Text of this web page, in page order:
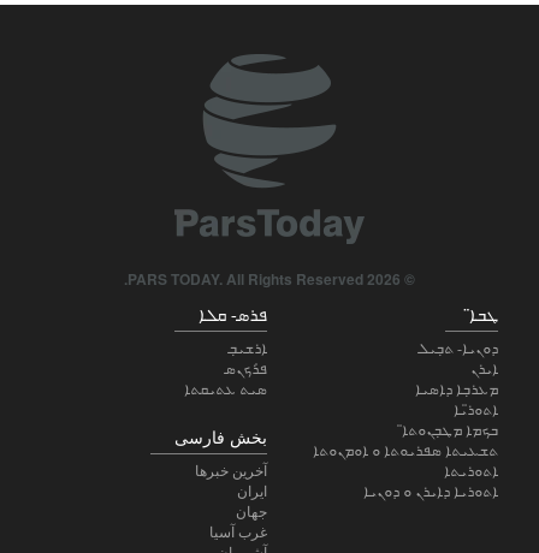
© 2026 PARS TODAY. All Rights Reserved.
ܛܒܐ̈
ܕܘܢܝܐ- ܬܒܼܝܠ
ܐܝܪܢ
ܡܥܪܒܼܐ ܕܐܣܝܐ
ܐܬܘܪ̈ܝܐ
ܒܟܡܐ ܡܛܒܼܢܘܬܐ̈
ܬܫܥܝܬܐ ܣܦܪܝܘܬܐ ܘ ܐܘܡܢܘܬܐ
ܐܬܘܪܝܬܐ
ܐܬܘܪܝܐ ܕܐܝܪܢ ܘ ܕܘܢܝܐ
ܦܪܣ- ܩܠܐ
ܐܪܫܝܒܼ
ܦ̇ܪܟܢܣ
ܣܝܬ ܥܬܝܩܬܐ
بخش فارسی
آخرین خبرها
ایران
جهان
غرب آسیا